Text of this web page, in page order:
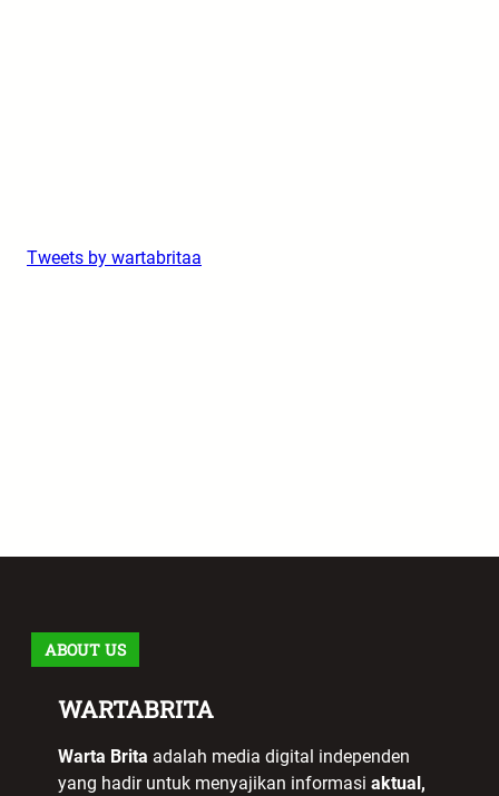
Tweets by wartabritaa
ABOUT US
WARTABRITA
Warta Brita adalah media digital independen
yang hadir untuk menyajikan informasi aktual,